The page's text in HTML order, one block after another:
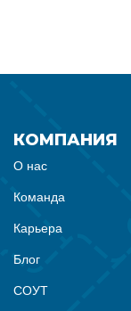
КОМПАНИЯ
О нас
Команда
Карьера
Блог
СОУТ